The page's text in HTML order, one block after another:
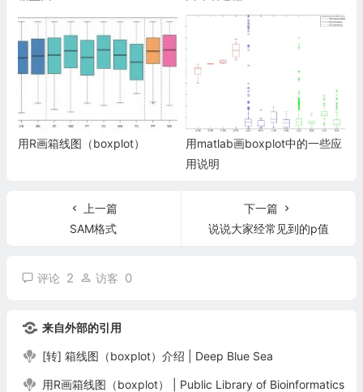
用R画箱线图（boxplot）
用matlab画boxplot中的一些应
用说明
上一篇
SAM格式
下一篇
说说大家经常见到的p值
评论 2 访客 0
来自外部的引用
[转] 箱线图（boxplot）介绍 | Deep Blue Sea
用R画箱线图（boxplot） | Public Library of Bioinformatics